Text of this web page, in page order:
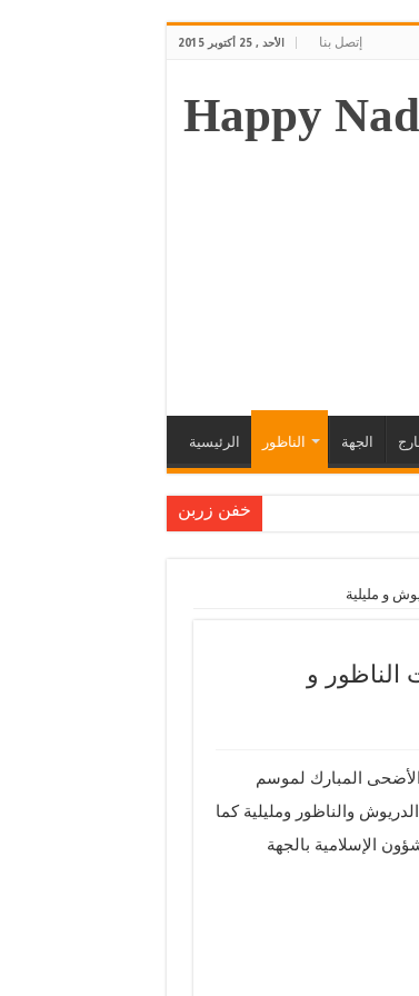
الأحد , 25 أكتوبر 2015 إتصل بنا
الرئيسية الناظور الجهة
خفن زربن
ضمن العرس الأفريقي
و مليلية
الناظور و
الأضحى المبارك لموسم
2015 بجماعات الدريوش والناظور ومليلية كما
الإسلامية بالجهة